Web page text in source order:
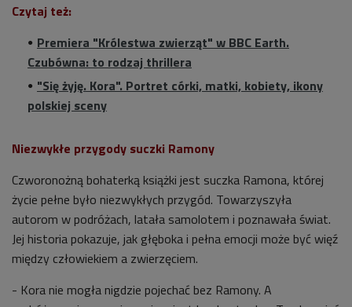
Czytaj też:
Premiera "Królestwa zwierząt" w BBC Earth.
Czubówna: to rodzaj thrillera
"Się żyję. Kora". Portret córki, matki, kobiety, ikony
polskiej sceny
Niezwykłe przygody suczki Ramony
Czworonożną bohaterką książki jest suczka Ramona, której
życie pełne było niezwykłych przygód. Towarzyszyła
autorom w podróżach, latała samolotem i poznawała świat.
Jej historia pokazuje, jak głęboka i pełna emocji może być więź
między człowiekiem a zwierzęciem.
- Kora nie mogła nigdzie pojechać bez Ramony. A